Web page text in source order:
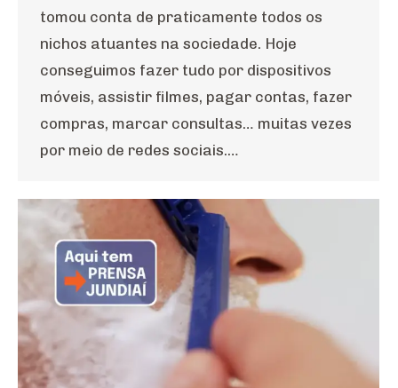
tomou conta de praticamente todos os
nichos atuantes na sociedade. Hoje
conseguimos fazer tudo por dispositivos
móveis, assistir filmes, pagar contas, fazer
compras, marcar consultas… muitas vezes
por meio de redes sociais.…